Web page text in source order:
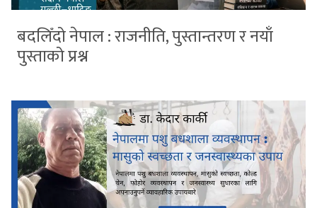
बदलिँदो नेपाल : राजनीति, पुस्तान्तरण र नयाँ
पुस्ताको प्रश्न